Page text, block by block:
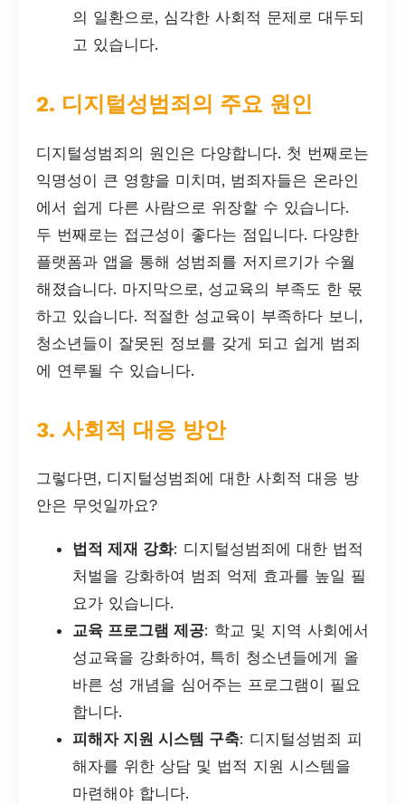
의 일환으로, 심각한 사회적 문제로 대두되
고 있습니다.
2. 디지털성범죄의 주요 원인
디지털성범죄의 원인은 다양합니다. 첫 번째로는
익명성이 큰 영향을 미치며, 범죄자들은 온라인
에서 쉽게 다른 사람으로 위장할 수 있습니다.
두 번째로는 접근성이 좋다는 점입니다. 다양한
플랫폼과 앱을 통해 성범죄를 저지르기가 수월
해졌습니다. 마지막으로, 성교육의 부족도 한 몫
하고 있습니다. 적절한 성교육이 부족하다 보니,
청소년들이 잘못된 정보를 갖게 되고 쉽게 범죄
에 연루될 수 있습니다.
3. 사회적 대응 방안
그렇다면, 디지털성범죄에 대한 사회적 대응 방
안은 무엇일까요?
법적 제재 강화: 디지털성범죄에 대한 법적
처벌을 강화하여 범죄 억제 효과를 높일 필
요가 있습니다.
교육 프로그램 제공: 학교 및 지역 사회에서
성교육을 강화하여, 특히 청소년들에게 올
바른 성 개념을 심어주는 프로그램이 필요
합니다.
피해자 지원 시스템 구축: 디지털성범죄 피
해자를 위한 상담 및 법적 지원 시스템을
마련해야 합니다.